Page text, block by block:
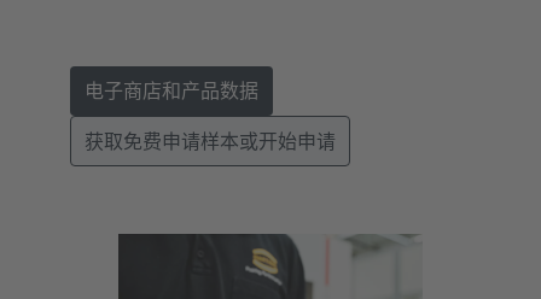
电子商店和产品数据
获取免费申请样本或开始申请